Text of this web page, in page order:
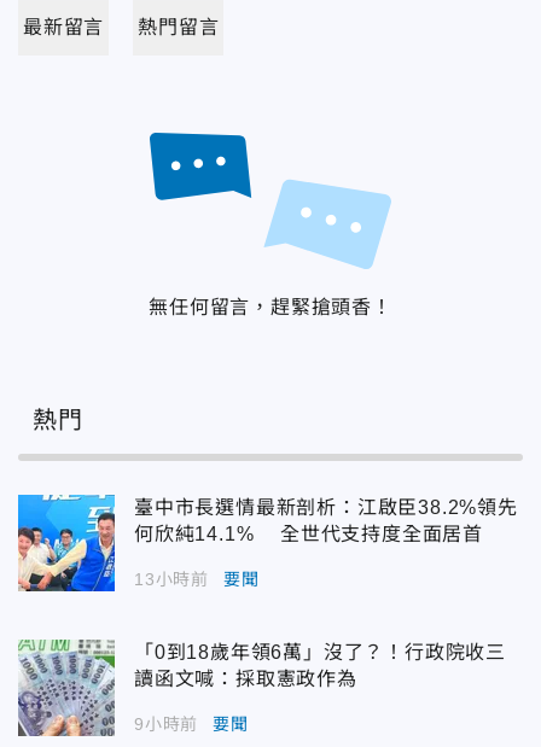
最新留言 熱門留言
無任何留言，趕緊搶頭香！
熱門
臺中市長選情最新剖析：江啟臣38.2%領先
何欣純14.1% 全世代支持度全面居首
13小時前 要聞
「0到18歲年領6萬」沒了？！行政院收三
讀函文喊：採取憲政作為
9小時前 要聞